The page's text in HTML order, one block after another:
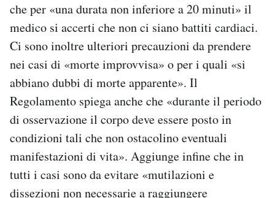
che per «una durata non inferiore a 20 minuti» il
medico si accerti che non ci siano battiti cardiaci.
Ci sono inoltre ulteriori precauzioni da prendere
nei casi di «morte improvvisa» o per i quali «si
abbiano dubbi di morte apparente». Il
Regolamento spiega anche che «durante il periodo
di osservazione il corpo deve essere posto in
condizioni tali che non ostacolino eventuali
manifestazioni di vita». Aggiunge infine che in
tutti i casi sono da evitare «mutilazioni e
dissezioni non necessarie a raggiungere